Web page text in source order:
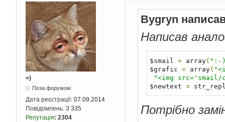
=)
Поза форумом
Дата реєстрації: 07.09.2014
Повідомлень: 3 335
Репутація: 2304
Bygryn
Написав
$smail = array( ":-
$grafic = array(
"<img
$newtext =
Потрібно